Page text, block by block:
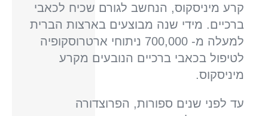
קרע מיניסקוס, הנחשב לגורם שכיח לכאבי
ברכיים. מידי שנה מבוצעים בארצות הברית
למעלה מ- 700,000 ניתוחי ארטרוסקופיה
לטיפול בכאבי ברכיים הנובעים מקרע
מיניסקוס.
עד לפני שנים ספורות, הפרוצדורה